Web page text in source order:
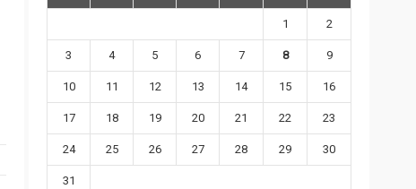
1 2
3 4 5 6 7 8 9
10 11 12 13 14 15 16
17 18 19 20 21 22 23
24 25 26 27 28 29 30
31